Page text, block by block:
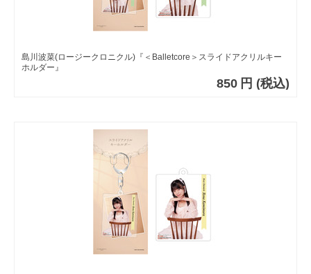
島川波菜(ロージークロニクル)『＜Balletcore＞スライドアクリルキー
ホルダー』
850 円 (税込)